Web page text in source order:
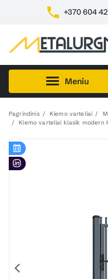
+370 604
Meniu
Pagrindinis Kiemo varteliai
Kiemo varteliai klasik modern